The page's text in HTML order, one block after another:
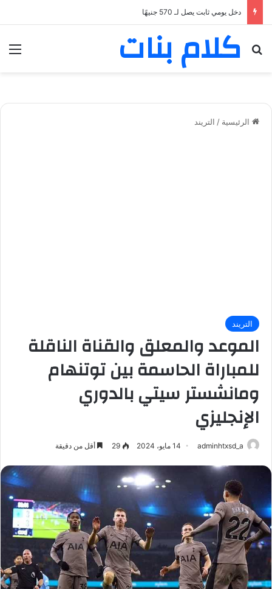
دخل يومي ثابت يصل لـ 570 جنيهًا
كلام بنات
بحث عن
الرئيسية / التريند
التريند
الموعد والمعلق والقناة الناقلة
للمباراة الحاسمة بين توتنهام
ومانشستر سيتي بالدوري
الإنجليزي
adminhtxsd_a 14 مايو، 2024 29 أقل من دقيقة